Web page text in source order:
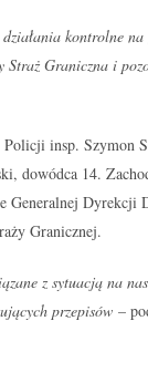
kontrolne
Graniczna i
insp. Szymon
dowódca 14.
Generalnej
Granicznej.
z sytuacją na
przepisów –